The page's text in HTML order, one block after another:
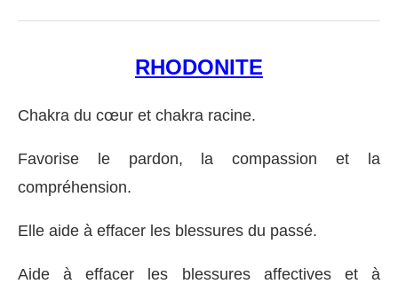
RHODONITE
Chakra du cœur et chakra racine.
Favorise le pardon, la compassion et la
compréhension.
Elle aide à effacer les blessures du passé.
Aide à effacer les blessures affectives et à